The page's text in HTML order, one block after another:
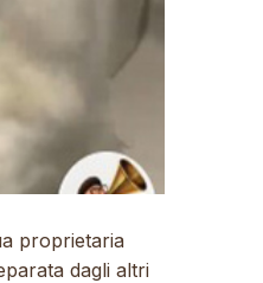
proprietaria
dagli altri